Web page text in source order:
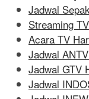
Jadwal
Streaming
Acara TV
Jadwal
Jadwal GTV
Jadwal